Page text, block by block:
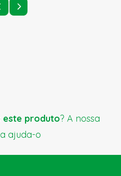
este produto? A nossa
ajuda-o